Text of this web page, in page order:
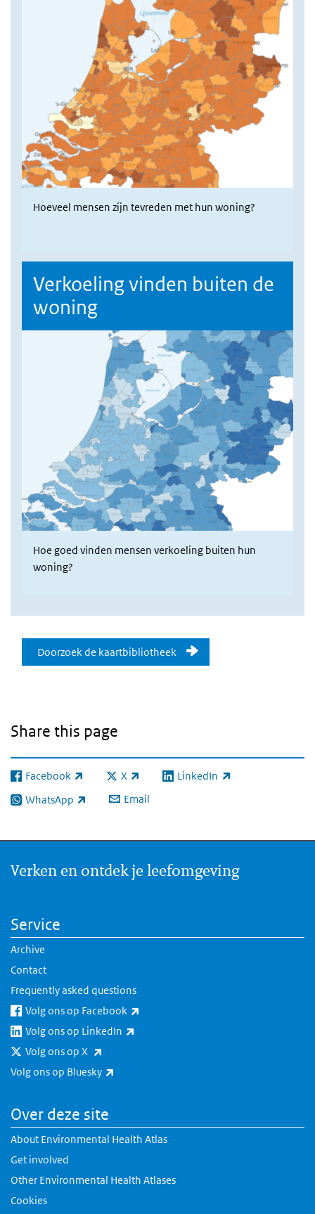
Hoeveel mensen zijn tevreden met hun woning?
Verkoeling vinden buiten de
woning
Hoe goed vinden mensen verkoeling buiten hun
woning?
Doorzoek onze
Doorzoek de kaartbibliotheek
Share this page
Facebook
(link is external) X
(link is external)LinkedIn
(link is external)
WhatsApp
(link is external) Email
Verken en ontdek je leefomgeving
Service
Archive
Contact
Frequently asked questions
Volg ons op Facebook
Volg ons op LinkedIn
Volg ons op X
Volg ons op Bluesky
Over deze site
About Environmental Health Atlas
Get involved
Other Environmental Health Atlases
Cookies